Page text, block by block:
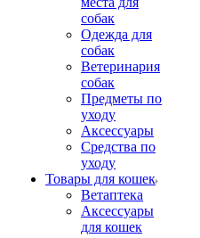
собак
Одежда для
собак
Ветеринария
собак
Предметы по
уходу
Аксессуары
Средства по
уходу
Товары для кошек
Ветаптека
Аксессуары
для кошек